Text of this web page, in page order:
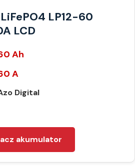
LP12-60
LCD
Ah
A
Digital
akumulator